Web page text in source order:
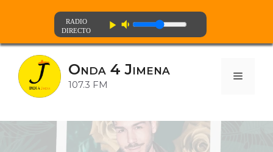
Saltar
contenido
play_arrow volume_down
Onda 4 Jimena
107.3 FM
Menú